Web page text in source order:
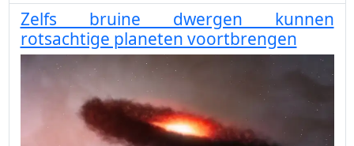
Zelfs bruine dwergen kunnen
rotsachtige planeten voortbrengen